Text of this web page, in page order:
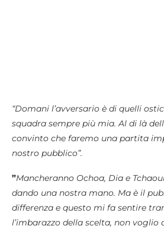
“Domani l’avversario è di quelli
squadra sempre più mia. Al di là
convinto che faremo una partita
nostro pubblico”.
”Mancheranno Ochoa, Dia e
dando una nostra mano. Ma è il
differenza e questo mi fa sentire
l’imbarazzo della scelta, non voglio